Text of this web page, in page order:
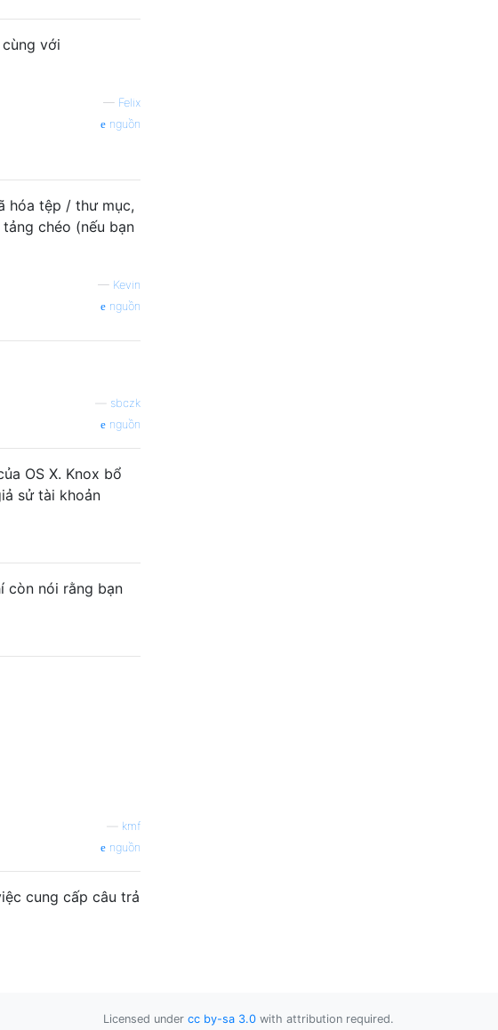
với
— Felix
nguồn
hóa tệp / thư mục,
chéo (nếu bạn
— Kevin
nguồn
sbczk
nguồn
OS X. Knox bổ
sử tài khoản
còn nói rằng bạn
kmf
nguồn
cung cấp câu trả
Licensed under cc by-sa 3.0 with attribution required.